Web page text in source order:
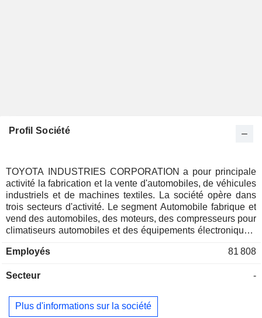
Profil Société
TOYOTA INDUSTRIES CORPORATION a pour principale
activité la fabrication et la vente d'automobiles, de véhicules
industriels et de machines textiles. La société opère dans
trois secteurs d'activité. Le segment Automobile fabrique et
vend des automobiles, des moteurs, des compresseurs pour
climatiseurs automobiles et des équipements électroniques,
des chariots élévateurs à fourche, des équipements
le travail en hauteur, des solutions logistiques et des
machines textiles propose des machines à tisser et des
machines à filer, ainsi que des équipements de mesure de la
Employés 81 808
Secteur -
Plus d'informations sur la société